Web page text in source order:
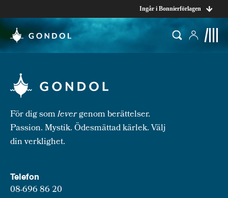
Ingår i Bonnierförlagen
För dig somlevergenom berättelser.
Passion. Mystik. Ödesmättad kärlek. Välj
din verklighet.
Telefon
08-696 86 20